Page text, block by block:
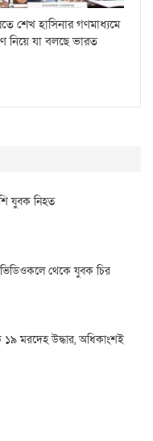
শেখ হাসিনার গণমাধ্যমে
নিয়ে যা বলছে ভারত
যুবক নিহত
ভিডিওকলে থেকে যুবক চির
১৯ মরদেহ উদ্ধার, অধিকাংশই